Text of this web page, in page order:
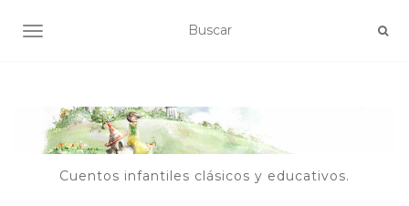
ALTERNAR NAVEGACIÓN
Cuentos infantiles clásicos y educativos.